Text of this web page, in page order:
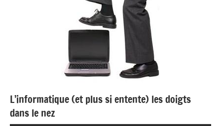
L’informatique (et plus si entente) les doigts
dans le nez